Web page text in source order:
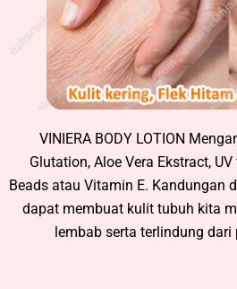
VINIERA BODY LOTION
Glutation, Aloe Vera Ekstract,
Beads atau Vitamin E. Kandungan
dapat membuat kulit tubuh kita
lembab serta terlindung dari